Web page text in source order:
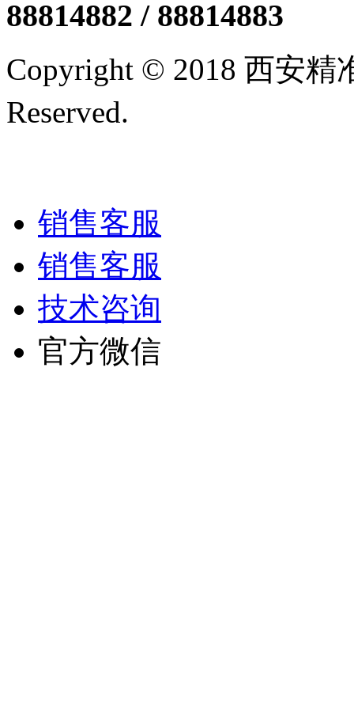
88814882 / 88814883
Copyright © 2018 西安精
Reserved.
销售客服
销售客服
技术咨询
官方微信